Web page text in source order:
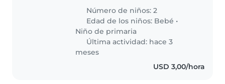
cuidar a nuestros dos hijos, un
bebé y un niño en edad escolar.
Nuestros pequeños son
inteligentes,..
Número de niños: 2
Edad de los niños: Bebé •
Niño de primaria
Última actividad: hace 3
meses
USD 3,00/hora